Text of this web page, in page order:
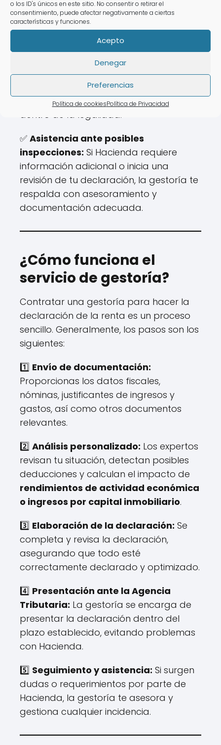
o los ID's únicos en este sitio. No consentir o retirar el
consentimiento, puede afectar negativamente a ciertas
características y funciones.
Acepto
Denegar
Preferencias
Política de cookiesPolítica de Privacidad
conceptos de manera eficiente.
✅Ajuste de la base imponible:
Calcular correctamente la
es clave para no pagar de
más. Los expertos en fiscalidad se
aseguran de aplicar los tramos
adecuados y reducir el impacto fiscal
dentro de la legalidad.
✅ Asistencia ante posibles
inspecciones: Si Hacienda requiere
información adicional o inicia una
revisión de tu declaración, la gestoría te
respalda con asesoramiento y
documentación adecuada.
¿Cómo funciona el
servicio de gestoría?
Contratar una gestoría para hacer la
declaración de la renta es un proceso
sencillo. Generalmente, los pasos son los
siguientes:
1️⃣ Envío de documentación:
Proporcionas los datos fiscales,
nóminas, justificantes de ingresos y
gastos, así como otros documentos
relevantes.
2️⃣ Análisis personalizado: Los expertos
revisan tu situación, detectan posibles
deducciones y calculan el impacto de
rendimientos de actividad económica
o ingresos por capital inmobiliario.
3️⃣ Elaboración de la declaración: Se
completa y revisa la declaración,
asegurando que todo esté
correctamente declarado y optimizado.
4️⃣ Presentación ante la Agencia
Tributaria: La gestoría se encarga de
presentar la declaración dentro del
plazo establecido, evitando problemas
con Hacienda.
5️⃣ Seguimiento y asistencia: Si surgen
dudas o requerimientos por parte de
Hacienda, la gestoría te asesora y
gestiona cualquier incidencia.